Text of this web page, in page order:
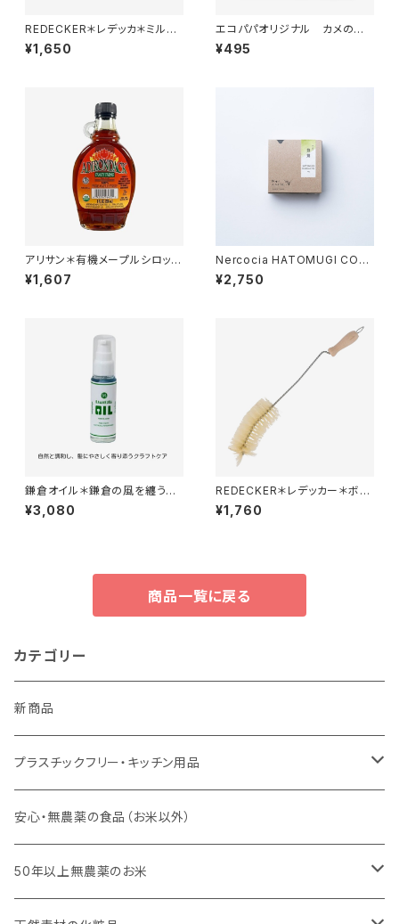
REDECKER＊レデッカ＊ミルク
ボトルブラシ＊35cm＊
¥1,650
エコパパオリジナル カメのセ
ルローススポンジ
¥495
アリサン＊有機メープルシロップ
＊236ml＊
¥1,607
Nercocia HATOMUGI CON
DITIONERBAR＊コンディショ
ナーバー＊ 豊鶯＊しっとりまと
¥2,750
鎌倉オイル＊鎌倉の風を纏う植
物オイルの恵み＊人工香料不使
用＊30ml
¥3,080
REDECKER＊レデッカー＊ボト
ルブラシ＊哺乳瓶などにも＊
¥1,760
商品一覧に戻る
カテゴリー
新商品
プラスチックフリー・キッチン用品
キッチンスポンジ・キッチンブラシ
びわこ・和太布（日本独自の方法で織られた木綿の布巾）
安心・無農薬の食品（お米以外）
50年以上無農薬のお米